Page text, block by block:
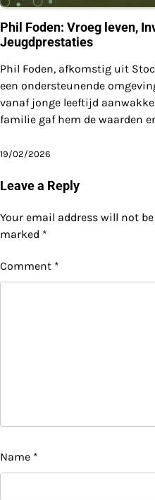
Phil Foden: Vroeg leven,
Jeugdprestaties
Phil Foden, afkomstig uit
een ondersteunende
vanaf jonge leeftijd
familie gaf hem de waarden
19/02/2026
Leave a Reply
Your email address will not
marked *
Comment *
Name *